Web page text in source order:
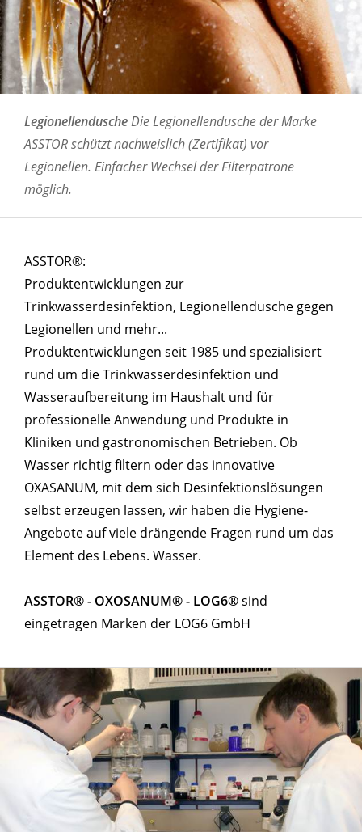
LegionellenduscheDie Legionellendusche der Marke
ASSTOR schützt nachweislich (Zertifikat) vor
Legionellen. Einfacher Wechsel der Filterpatrone
möglich.
ASSTOR®:
Produktentwicklungen zur
Trinkwasserdesinfektion, Legionellendusche gegen
Legionellen und mehr...
Produktentwicklungen seit 1985 und spezialisiert
rund um die Trinkwasserdesinfektion und
Wasseraufbereitung im Haushalt und für
professionelle Anwendung und Produkte in
Kliniken und gastronomischen Betrieben. Ob
Wasser richtig filtern oder das innovative
OXASANUM, mit dem sich Desinfektionslösungen
selbst erzeugen lassen, wir haben die Hygiene-
Angebote auf viele drängende Fragen rund um das
Element des Lebens. Wasser.
ASSTOR® - OXOSANUM® - LOG6®sind
eingetragen Marken der LOG6 GmbH